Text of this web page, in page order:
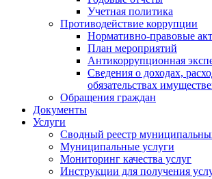
Учетная политика
Противодействие коррупции
Нормативно-правовые
План мероприятий
Антикоррупционная
Сведения о доходах,
обязательствах
Обращения граждан
Документы
Услуги
Сводный реестр
Муниципальные услуги
Мониторинг качества услуг
Инструкции для получения